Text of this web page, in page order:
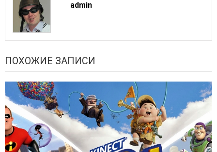
admin
ПОХОЖИЕ ЗАПИСИ